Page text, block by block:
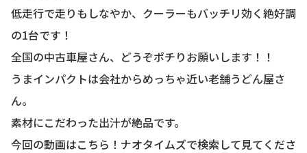
低走行で走りもしなやか、クーラーもバッチリ効く絶好調
の1台です！
全国の中古車屋さん、どうぞポチりお願いします！！
うまインパクトは会社からめっちゃ近い老舗うどん屋さ
ん。
素材にこだわった出汁が絶品です。
今回の動画はこちら！ナオタイムズで検索して見てくださ